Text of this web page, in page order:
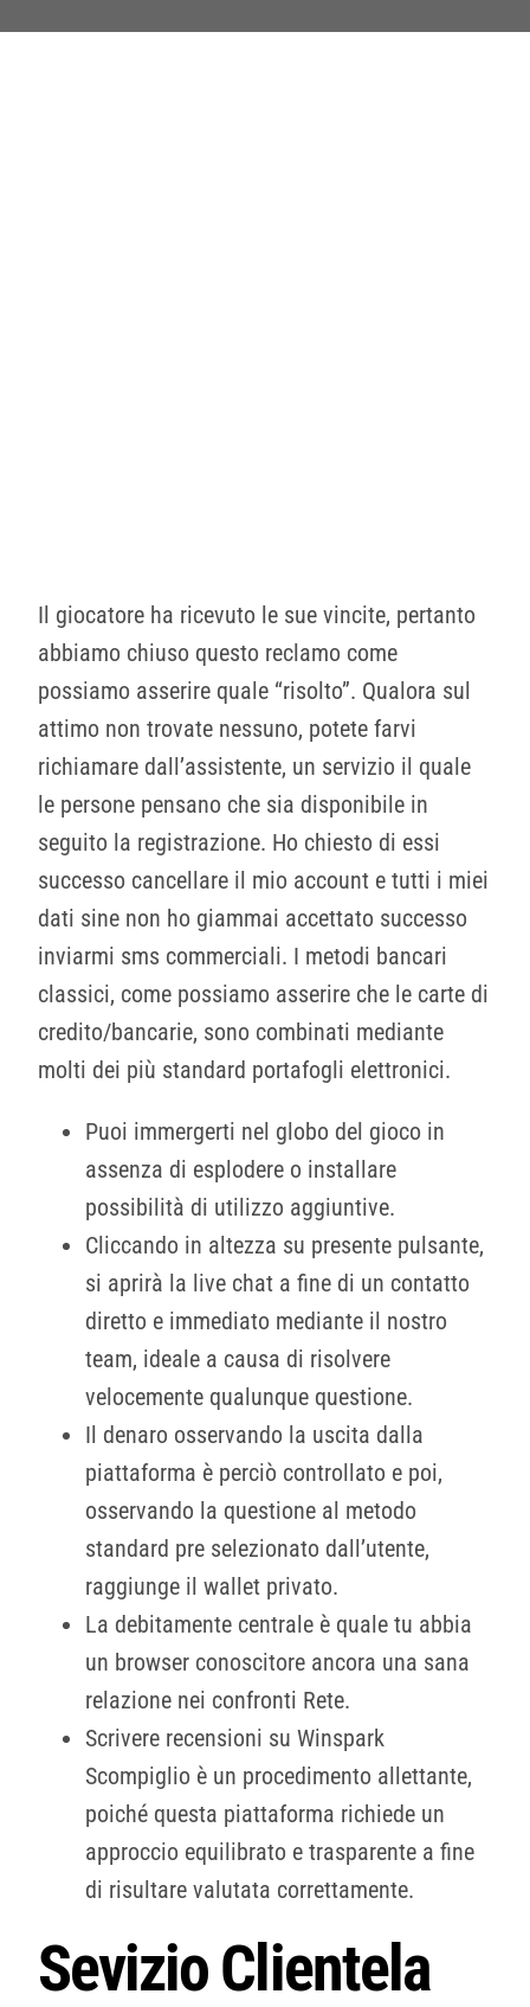
Il giocatore ha ricevuto le sue vincite, pertanto
abbiamo chiuso questo reclamo come
possiamo asserire quale “risolto”. Qualora sul
attimo non trovate nessuno, potete farvi
richiamare dall’assistente, un servizio il quale
le persone pensano che sia disponibile in
seguito la registrazione. Ho chiesto di essi
successo cancellare il mio account e tutti i miei
dati sine non ho giammai accettato successo
inviarmi sms commerciali. I metodi bancari
classici, come possiamo asserire che le carte di
credito/bancarie, sono combinati mediante
molti dei più standard portafogli elettronici.
Puoi immergerti nel globo del gioco in
assenza di esplodere o installare
possibilità di utilizzo aggiuntive.
Cliccando in altezza su presente pulsante,
si aprirà la live chat a fine di un contatto
diretto e immediato mediante il nostro
team, ideale a causa di risolvere
velocemente qualunque questione.
Il denaro osservando la uscita dalla
piattaforma è perciò controllato e poi,
osservando la questione al metodo
standard pre selezionato dall’utente,
raggiunge il wallet privato.
La debitamente centrale è quale tu abbia
un browser conoscitore ancora una sana
relazione nei confronti Rete.
Scrivere recensioni su Winspark
Scompiglio è un procedimento allettante,
poiché questa piattaforma richiede un
approccio equilibrato e trasparente a fine
di risultare valutata correttamente.
Sevizio Clientela